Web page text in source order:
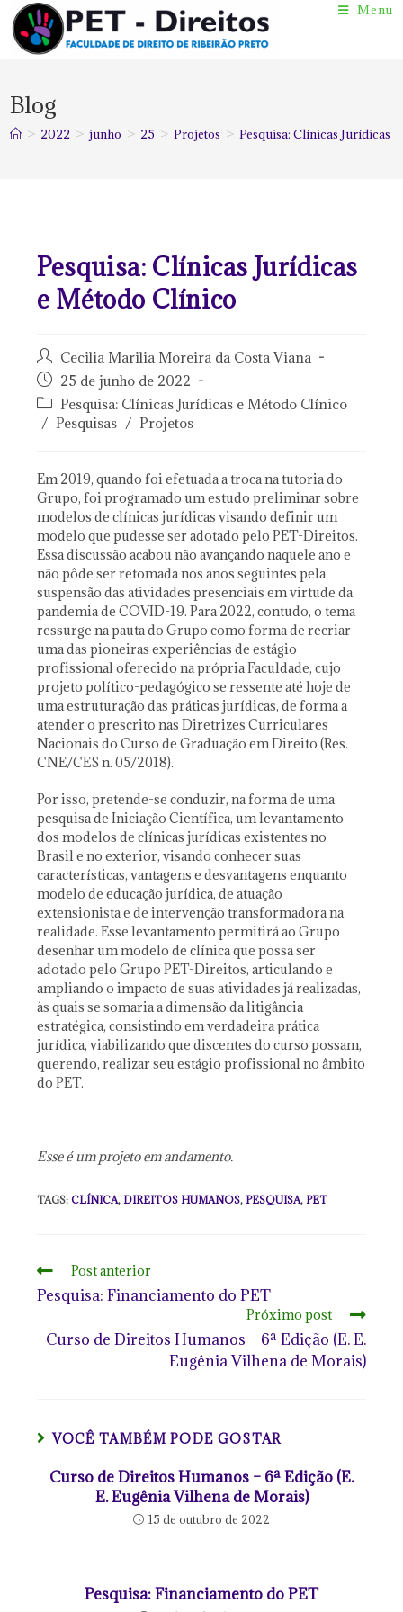
Menu
Blog
> 2022 > junho > 25 > Projetos > Pesquisa: Clínicas Jurídicas
Pesquisa: Clínicas Jurídicas
e Método Clínico
Cecilia Marilia Moreira da Costa Viana
25 de junho de 2022
Pesquisa: Clínicas Jurídicas e Método Clínico
/ Pesquisas / Projetos
Em 2019, quando foi efetuada a troca na tutoria do
Grupo, foi programado um estudo preliminar sobre
modelos de clínicas jurídicas visando definir um
modelo que pudesse ser adotado pelo PET-Direitos.
Essa discussão acabou não avançando naquele ano e
não pôde ser retomada nos anos seguintes pela
suspensão das atividades presenciais em virtude da
pandemia de COVID-19. Para 2022, contudo, o tema
ressurge na pauta do Grupo como forma de recriar
uma das pioneiras experiências de estágio
profissional oferecido na própria Faculdade, cujo
projeto político-pedagógico se ressente até hoje de
uma estruturação das práticas jurídicas, de forma a
atender o prescrito nas Diretrizes Curriculares
Nacionais do Curso de Graduação em Direito (Res.
CNE/CES n. 05/2018).
Por isso, pretende-se conduzir, na forma de uma
pesquisa de Iniciação Científica, um levantamento
dos modelos de clínicas jurídicas existentes no
Brasil e no exterior, visando conhecer suas
características, vantagens e desvantagens enquanto
modelo de educação jurídica, de atuação
extensionista e de intervenção transformadora na
realidade. Esse levantamento permitirá ao Grupo
desenhar um modelo de clínica que possa ser
adotado pelo Grupo PET-Direitos, articulando e
ampliando o impacto de suas atividades já realizadas,
às quais se somaria a dimensão da litigância
estratégica, consistindo em verdadeira prática
jurídica, viabilizando que discentes do curso possam,
querendo, realizar seu estágio profissional no âmbito
do PET.
Esse é um projeto em andamento.
TAGS:CLÍNICA, DIREITOS HUMANOS, PESQUISA, PET
Post anterior
Pesquisa: Financiamento do PET
Próximo post
Curso de Direitos Humanos – 6ª Edição (E. E.
Eugênia Vilhena de Morais)
VOCÊ TAMBÉM PODE GOSTAR
Curso de Direitos Humanos – 6ª Edição (E.
E. Eugênia Vilhena de Morais)
15 de outubro de 2022
Pesquisa: Financiamento do PET